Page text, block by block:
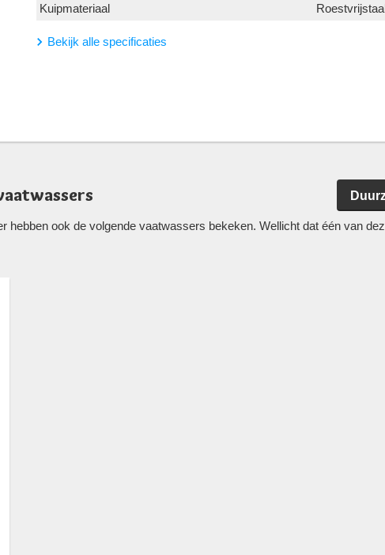
Kuipmateriaal
Bekijk alle specificaties
ook de volgende vaatwassers bekeken. Wellicht dat één van